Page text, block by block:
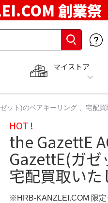
創業祭
マイストア
ット)のベアキーリング 、宅配
HOT !
the GazettE
GazettE(ガ
宅配買取いた
※HRB-KANZLEI.COM 限定